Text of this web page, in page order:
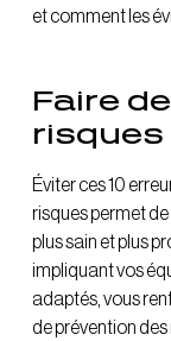
et comment les
Faire
risques
Éviter ces 10
risques permet
plus sain et plus
impliquant vos
adaptés, vous
de prévention des